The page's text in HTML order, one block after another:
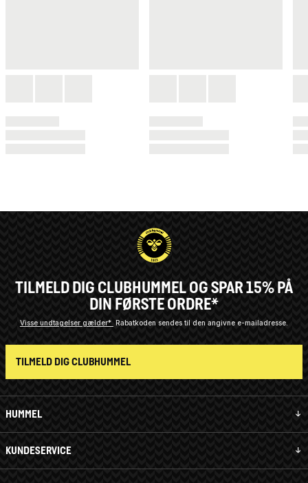
HUMMEL
KUNDESERVICE
TILMELD DIG CLUBHUMMEL OG SPAR 15% PÅ
DIN FØRSTE ORDRE*
Visse undtagelser gælder* Rabatkoden sendes til den angivne e-mailadresse.
TILMELD DIG CLUBHUMMEL